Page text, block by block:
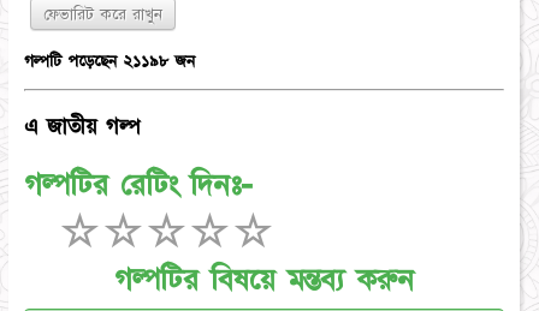
গল্পটি পড়েছেন ২১১৯৮ জন
এ জাতীয় গল্প
গল্পটির রেটিং দিনঃ-
☆
☆
☆
☆
☆
গল্পটির বিষয়ে মন্তব্য করুন